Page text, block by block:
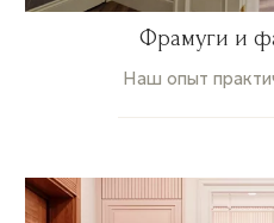
Фрамуги и
Наш опыт